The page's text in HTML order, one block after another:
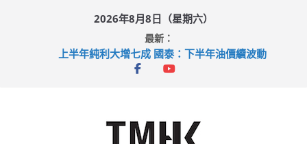
2026年8月8日（星期六）
最新：
上半年純利大增七成 國泰：下半年油價續波動
拜仁熱身賽挫維拉 啟德主場館奪錦標